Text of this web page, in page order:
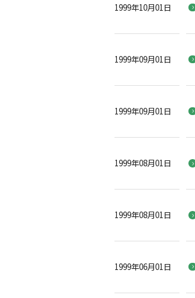
1999年10月01日
1999年09月01日
1999年09月01日
1999年08月01日
1999年08月01日
1999年06月01日